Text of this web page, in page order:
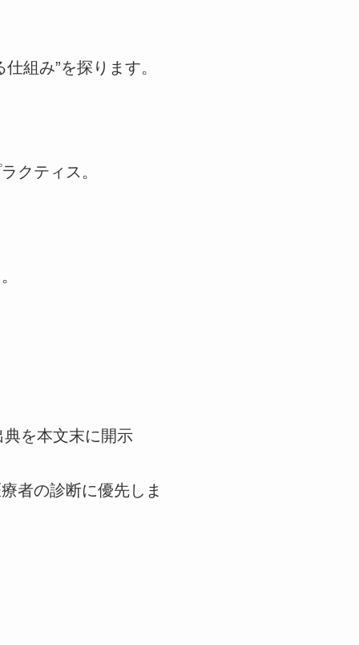
組み”を探ります。
クティス。
を本文末に開示
者の診断に優先しま